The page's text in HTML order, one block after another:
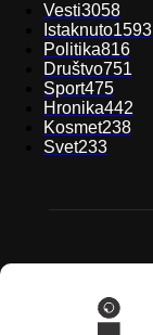
Vesti3058
Istaknuto1593
Politika816
Društvo751
Sport475
Hronika442
Kosmet238
Svet233